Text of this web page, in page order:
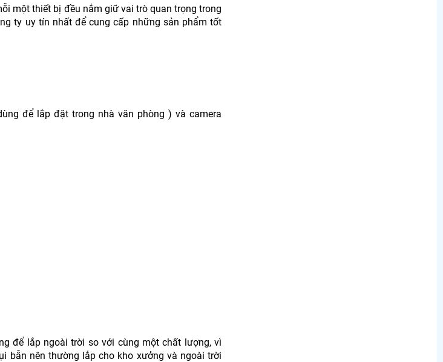
một thiết bị đều nắm giữ vai trò quan trọng trong
ty uy tín nhất để cung cấp những sản phẩm tốt
để lắp đặt trong nhà văn phòng ) và camera
để lắp ngoài trời so với cùng một chất lượng, vì
bẫn nên thường lắp cho kho xưởng và ngoài trời